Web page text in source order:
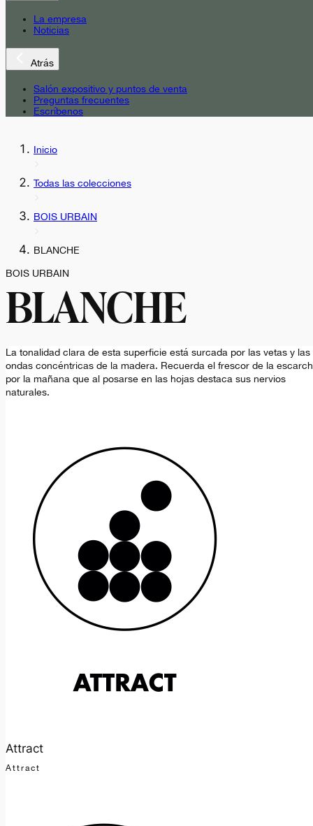
La empresa
Noticias
Atrás
Salón expositivo y puntos de venta
Preguntas frecuentes
Escríbenos
Inicio
Todas las colecciones
BOIS URBAIN
BLANCHE
BOIS URBAIN
BLANCHE
La tonalidad clara de esta superficie está surcada por las vetas y las
ondas concéntricas de la madera. Recuerda el frescor de la
por la mañana que al posarse en las hojas destaca sus nervios
naturales.
Attract
Attract